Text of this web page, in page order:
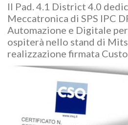
CONTATTACI
Il Pad. 4.1 District 4.0
Meccatronica di SPS IPC
Automazione e Digitale
ospiterà nello stand di
realizzazione firmata